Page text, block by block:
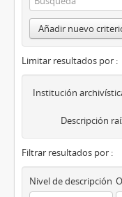
Añadir nuevo
Limitar resultados por :
Institución
Descripción
Filtrar resultados por :
Nivel de descripción